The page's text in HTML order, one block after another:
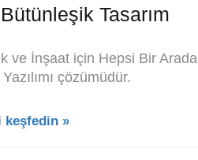
Tasarım
ve İnşaat için Hepsi Bir Arada
çözümüdür.
keşfedin »